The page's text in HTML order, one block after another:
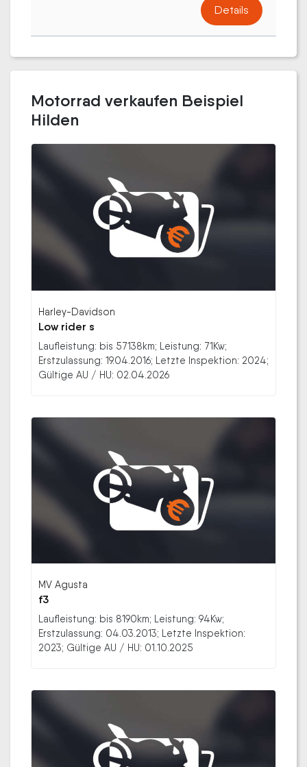
Details
Motorrad verkaufen Beispiel
Hilden
Harley-Davidson
Low rider s
Laufleistung: bis 57138km; Leistung: 71Kw;
Erstzulassung: 19.04.2016; Letzte Inspektion: 2024;
Gültige AU / HU: 02.04.2026
MV Agusta
f3
Laufleistung: bis 8190km; Leistung: 94Kw;
Erstzulassung: 04.03.2013; Letzte Inspektion:
2023; Gültige AU / HU: 01.10.2025